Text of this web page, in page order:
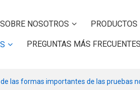
SOBRE NOSOTROS PRODUCTOS
PREGUNTAS MÁS FRECUENTES
las formas importantes de las pruebas